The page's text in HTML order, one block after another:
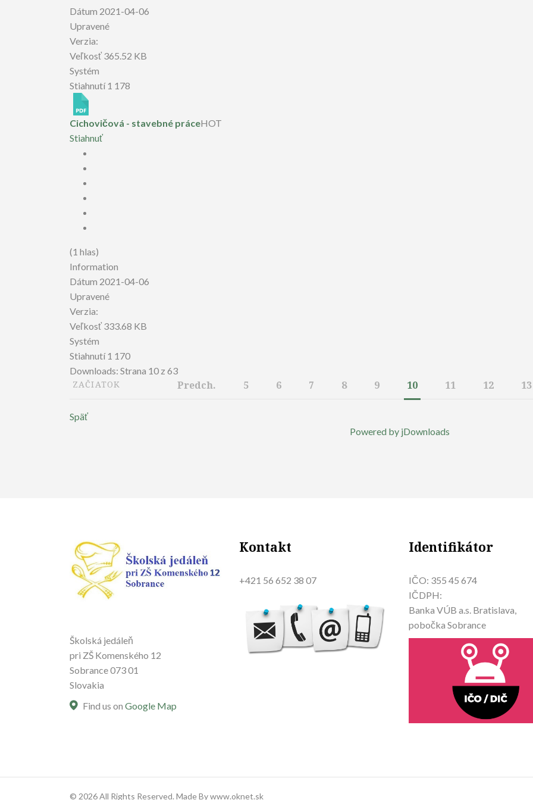
Dátum 2021-04-06
Upravené
Verzia:
Veľkosť 365.52 KB
Systém
Stiahnutí 1 178
Cichovičová - stavebné práceHOT
Stiahnuť
(1 hlas)
Information
Dátum 2021-04-06
Upravené
Verzia:
Veľkosť 333.68 KB
Systém
Stiahnutí 1 170
Downloads: Strana 10 z 63
ZAČIATOK
Predch. 5 6 7 8 9 10 11 12 13
Späť
Powered by jDownloads
Školská jedáleň
pri ZŠ Komenského 12
Sobrance 073 01
Slovakia
Find us on Google Map
Kontakt
+421 56 652 38 07
Identifikátor
IČO: 355 45 674
IČDPH:
Banka VÚB a.s. Bratislava,
pobočka Sobrance
© 2026 All Rights Reserved. Made By www.oknet.sk